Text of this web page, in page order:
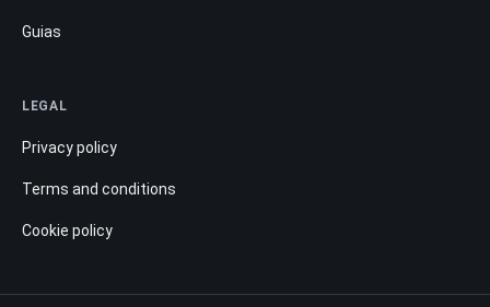
Guias
LEGAL
Privacy policy
Terms and conditions
Cookie policy